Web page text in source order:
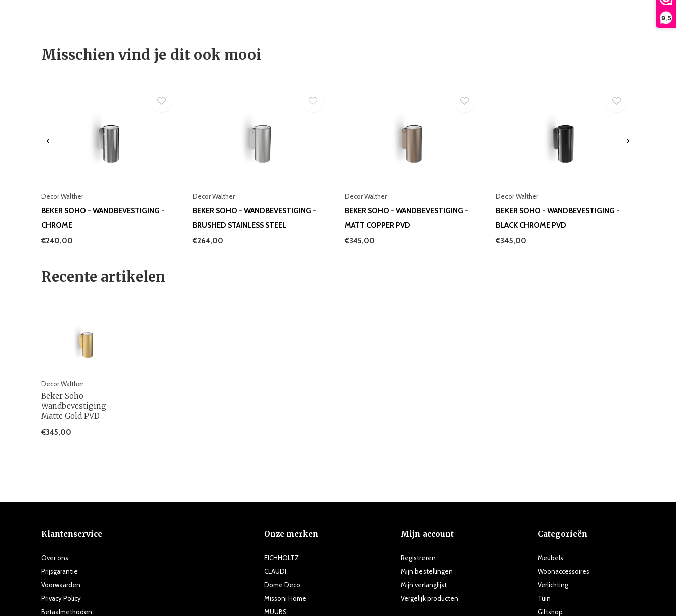
9,5
Misschien vind je dit ook mooi
Decor Walther
BEKER SOHO - WANDBEVESTIGING -
CHROME
€240,00
Decor Walther
BEKER SOHO - WANDBEVESTIGING -
BRUSHED STAINLESS STEEL
€264,00
Decor Walther
BEKER SOHO - WANDBEVESTIGING -
MATT COPPER PVD
€345,00
Decor Walther
BEKER SOHO - WANDBEVESTIGING -
BLACK CHROME PVD
€345,00
Recente artikelen
Decor Walther
Beker Soho -
Wandbevestiging -
Matte Gold PVD
€345,00
Klantenservice
Over ons
Prijsgarantie
Voorwaarden
Privacy Policy
Betaalmethoden
Onze merken
EICHHOLTZ
CLAUDI
Dome Deco
Missoni Home
MUUBS
Mijn account
Registreren
Mijn bestellingen
Mijn verlanglijst
Vergelijk producten
Categorieën
Meubels
Woonaccessoires
Verlichting
Tuin
Giftshop